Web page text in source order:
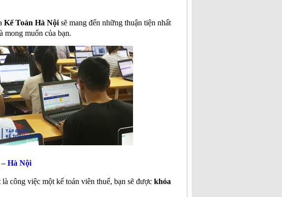
Kế Toán Hà Nội sẽ mang đến những thuận tiện nhất
mong muốn của bạn.
Hà Nội
công việc một kế toán viên thuế, bạn sẽ được khóa